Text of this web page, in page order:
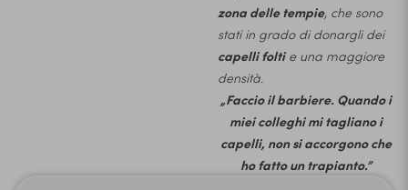
zona delle tempie, che sono
stati in grado di donargli dei
capelli foltie una maggiore
densità.
„Faccio il barbiere. Quando i
miei colleghi mi tagliano i
capelli, non si accorgono che
ho fatto un trapianto.”